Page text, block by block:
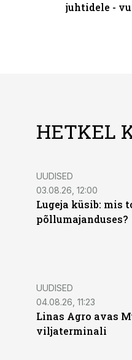
juhtidele -
HETKEL
UUDISED
03.08.26, 12:00
Lugeja küsib: mis
põllumajanduses?
UUDISED
04.08.26, 11:23
Linas Agro avas
viljaterminali